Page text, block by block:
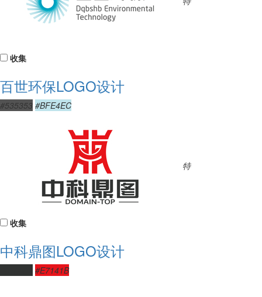
收集
百世环保LOGO设计
#535353 #BFE4EC
特
收集
中科鼎图LOGO设计
#E7141B